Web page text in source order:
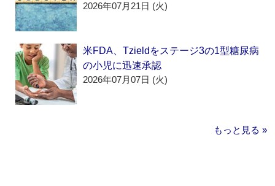
2026年07月21日 (火)
米FDA、Tzieldをステージ3の1型糖尿病
の小児に迅速承認
2026年07月07日 (火)
もっと見る »